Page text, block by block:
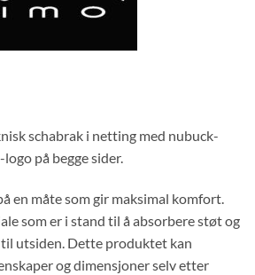
schabrak i netting med nubuck-
på begge sider.
en måte som gir maksimal komfort.
som er i stand til å absorbere støt og
utsiden. Dette produktet kan
og dimensjoner selv etter